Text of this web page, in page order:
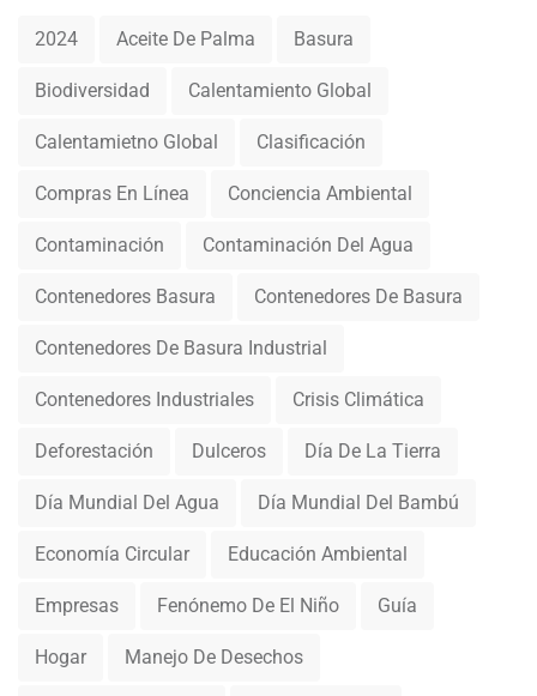
2024 Aceite De Palma Basura
Biodiversidad Calentamiento Global
Calentamietno Global Clasificación
Compras En Línea Conciencia Ambiental
Contaminación Contaminación Del Agua
Contenedores Basura Contenedores De Basura
Contenedores De Basura Industrial
Contenedores Industriales Crisis Climática
Deforestación Dulceros Día De La Tierra
Día Mundial Del Agua Día Mundial Del Bambú
Economía Circular Educación Ambiental
Empresas Fenónemo De El Niño Guía
Hogar Manejo De Desechos